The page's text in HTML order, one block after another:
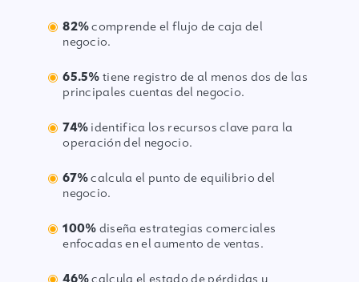
82%comprende el flujo de caja del
negocio.
65.5% tiene registro de al menos dos de las
principales cuentas del negocio.
74% identifica los recursos clave para la
operación del negocio.
67%calcula el punto de equilibrio del
negocio.
100% diseña estrategias comerciales
enfocadas en el aumento de ventas.
46%calcula el estado de pérdidas y